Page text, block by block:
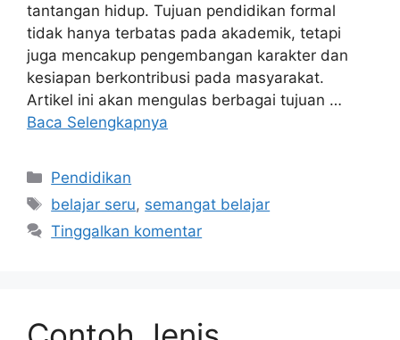
tantangan hidup. Tujuan pendidikan formal
tidak hanya terbatas pada akademik, tetapi
juga mencakup pengembangan karakter dan
kesiapan berkontribusi pada masyarakat.
Artikel ini akan mengulas berbagai tujuan …
Baca Selengkapnya
Kategori
Pendidikan
Tag
belajar seru, semangat belajar
Tinggalkan komentar